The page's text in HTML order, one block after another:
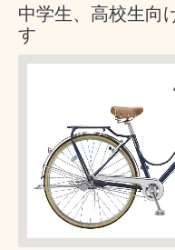
中学生、高校生向
す